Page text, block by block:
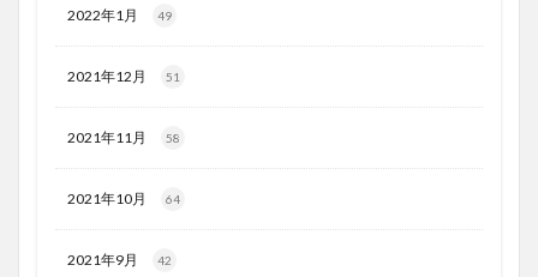
2022年1月 49
2021年12月 51
2021年11月 58
2021年10月 64
2021年9月 42